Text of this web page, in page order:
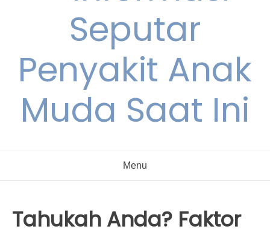
Seputar
Penyakit Anak
Muda Saat Ini
Menu
Tahukah Anda? Faktor